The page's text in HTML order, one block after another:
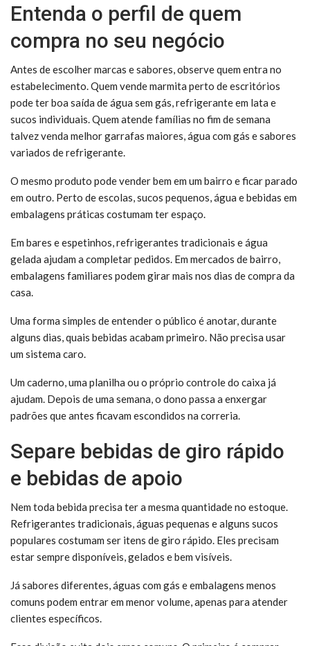
Entenda o perfil de quem
compra no seu negócio
Antes de escolher marcas e sabores, observe quem entra no
estabelecimento. Quem vende marmita perto de escritórios
pode ter boa saída de água sem gás, refrigerante em lata e
sucos individuais. Quem atende famílias no fim de semana
talvez venda melhor garrafas maiores, água com gás e sabores
variados de refrigerante.
O mesmo produto pode vender bem em um bairro e ficar parado
em outro. Perto de escolas, sucos pequenos, água e bebidas em
embalagens práticas costumam ter espaço.
Em bares e espetinhos, refrigerantes tradicionais e água
gelada ajudam a completar pedidos. Em mercados de bairro,
embalagens familiares podem girar mais nos dias de compra da
casa.
Uma forma simples de entender o público é anotar, durante
alguns dias, quais bebidas acabam primeiro. Não precisa usar
um sistema caro.
Um caderno, uma planilha ou o próprio controle do caixa já
ajudam. Depois de uma semana, o dono passa a enxergar
padrões que antes ficavam escondidos na correria.
Separe bebidas de giro rápido
e bebidas de apoio
Nem toda bebida precisa ter a mesma quantidade no estoque.
Refrigerantes tradicionais, águas pequenas e alguns sucos
populares costumam ser itens de giro rápido. Eles precisam
estar sempre disponíveis, gelados e bem visíveis.
Já sabores diferentes, águas com gás e embalagens menos
comuns podem entrar em menor volume, apenas para atender
clientes específicos.